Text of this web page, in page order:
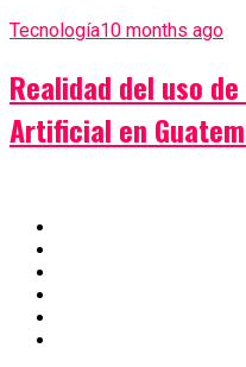
Tecnología10 months ago
Realidad del uso
Artificial en